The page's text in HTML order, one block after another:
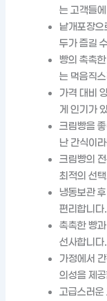
는 고객들
낱개포장으
두가 즐길
빵의 촉촉
는 먹음직
가격 대비
게 인기가
크림빵을
난 간식이
크림빵의
최적의 선
냉동보관
편리합니다.
촉촉한 빵
선사합니다.
가정에서
의성을 제
고급스러운